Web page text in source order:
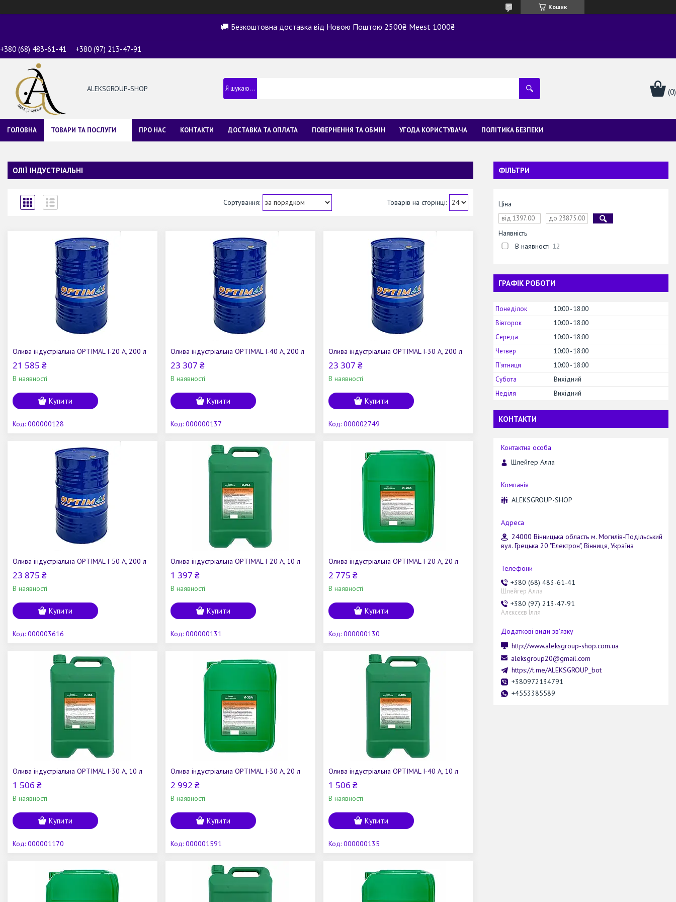
Кошик
🚚 Безкоштовна доставка від Новою Поштою 2500₴ Meest 1000₴
+380 (68) 483-61-41 +380 (97) 213-47-91
ALEKSGROUP-SHOP
ГОЛОВНА ТОВАРИ ТА ПОСЛУГИ ПРО НАС КОНТАКТИ ДОСТАВКА ТА ОПЛАТА ПОВЕРНЕННЯ ТА ОБМІН УГОДА КОРИСТУВАЧА ПОЛІТИКА БЕЗПЕКИ
ОЛІЇ ІНДУСТРІАЛЬНІ
Олива індустріальна OPTIMAL І-20 А, 200 л
21 585 ₴
В наявності
Купити
000000128
Олива індустріальна OPTIMAL І-40 А, 200 л
23 307 ₴
В наявності
Купити
000000137
Олива індустріальна OPTIMAL І-30 А, 200 л
23 307 ₴
В наявності
Купити
000002749
Олива індустріальна OPTIMAL І-50 А, 200 л
23 875 ₴
В наявності
Купити
000003616
Олива індустріальна OPTIMAL І-20 А, 10 л
1 397 ₴
В наявності
Купити
000000131
Олива індустріальна OPTIMAL І-20 А, 20 л
2 775 ₴
В наявності
Купити
000000130
Олива індустріальна OPTIMAL І-30 А, 10 л
1 506 ₴
В наявності
Купити
000001170
Олива індустріальна OPTIMAL І-30 А, 20 л
2 992 ₴
В наявності
Купити
000001591
Олива індустріальна OPTIMAL І-40 А, 10 л
1 506 ₴
В наявності
Купити
000000135
ФІЛЬТРИ
Ціна
Наявність
В наявності 12
ГРАФІК РОБОТИ
Понеділок 10:00 18:00
Вівторок
10:00 18:00
Середа
10:00 18:00
Четвер
10:00 18:00
Пʼятниця
10:00 18:00
Субота
Вихідний
Неділя
Вихідний
КОНТАКТИ
Шлейгер Алла
ALEKSGROUP-SHOP
24000 Вінницька область м. Могилів-Подільський
вул. Грецька 20 "Електрон", Вінниця, Україна
+380 (68) 483-61-41
Шлейгер Алла
+380 (97) 213-47-91
Алєксєєв Ілля
http://www.aleksgroup-shop.com.ua
aleksgroup20@gmail.com
https://t.me/ALEKSGROUP_bot
+380972134791
+4553385589